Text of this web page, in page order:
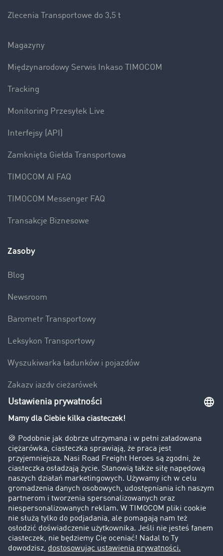
Zlecenia Transportowe do 3,5 t
Magazyny
Międzynarodowy Serwis Inkaso TIMOCOM
Tracking
Monitoring Przesyłek Live
Interfejsy (API)
Zamknięta Giełda Transportowa
TIMOCOM AI FAQ
TIMOCOM Messenger FAQ
Transakcje Biznesowe
Zasoby
Blog
Newsroom
Barometr Transportowy
Leksykon Transportowy
Wyszukiwarka ładunków i pojazdów
Zakazy jazdy ciężarówek
Bezpieczeństwo
Firma
Historie sukcesu
Klienci pozyskują nowych klientów
Informacje prawne
Impressum
OWU